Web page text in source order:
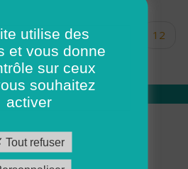
… 10
12
15 16 17
sommes nous
ADMR
utilise des
et vous donne
sur ceux
souhaitez
activer
Tout refuser